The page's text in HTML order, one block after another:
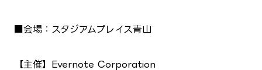
■会場：スタジアムプレイス青山
【主催】Evernote Corporation